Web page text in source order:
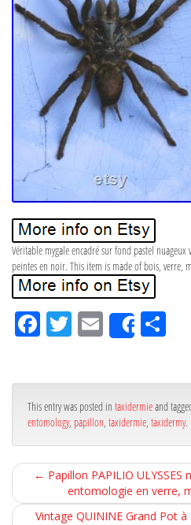
Véritable mygale encadré sur fond pastel nuageux
peintes en noir. This item is made of bois, verre,
Fa
ce
ok
Tw
itt
Em
ail
Share
r
This entry was posted in taxidermieand
entomology, papillon taxidermie taxidermy.
← Papillon PAPILIO ULYSSES
entomologie en verre,
Vintage QUININE Grand Pot